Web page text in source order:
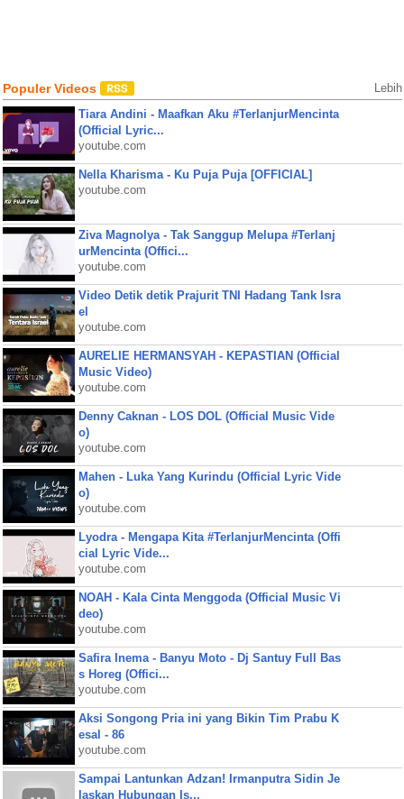
Populer Videos Lebih
Tiara Andini - Maafkan Aku #TerlanjurMencinta
(Official Lyric...
youtube.com
Nella Kharisma - Ku Puja Puja [OFFICIAL]
youtube.com
Ziva Magnolya - Tak Sanggup Melupa #Terlanj
urMencinta (Offici...
youtube.com
Video Detik detik Prajurit TNI Hadang Tank Isra
el
youtube.com
AURELIE HERMANSYAH - KEPASTIAN (Official
Music Video)
youtube.com
Denny Caknan - LOS DOL (Official Music Vide
o)
youtube.com
Mahen - Luka Yang Kurindu (Official Lyric Vide
o)
youtube.com
Lyodra - Mengapa Kita #TerlanjurMencinta (Offi
cial Lyric Vide...
youtube.com
NOAH - Kala Cinta Menggoda (Official Music Vi
deo)
youtube.com
Safira Inema - Banyu Moto - Dj Santuy Full Bas
s Horeg (Offici...
youtube.com
Aksi Songong Pria ini yang Bikin Tim Prabu K
esal - 86
youtube.com
Sampai Lantunkan Adzan! Irmanputra Sidin Je
laskan Hubungan Is...